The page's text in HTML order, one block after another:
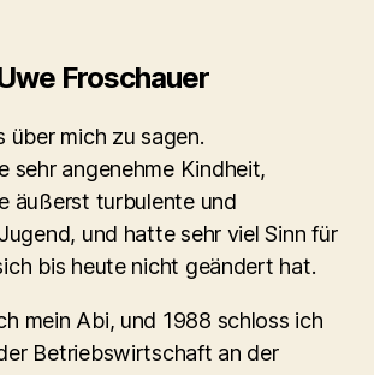
Froschauer
über mich zu sagen.
sehr angenehme Kindheit,
äußerst turbulente und
und hatte sehr viel Sinn für
bis heute nicht geändert hat.
mein Abi, und 1988 schloss ich
Betriebswirtschaft an der